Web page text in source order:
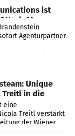
ist
Agenturpartner
Unique
in die
eine
Treitl verstärkt
der Wiener
Josef Kalina und